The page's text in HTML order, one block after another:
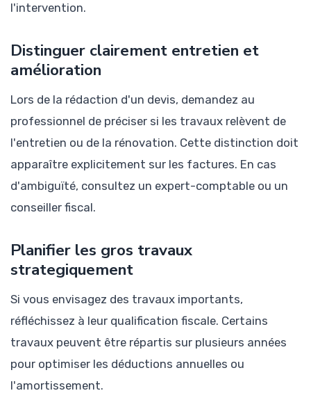
l'intervention.
Distinguer clairement entretien et
amélioration
Lors de la rédaction d'un devis, demandez au
professionnel de préciser si les travaux relèvent de
l'entretien ou de la rénovation. Cette distinction doit
apparaître explicitement sur les factures. En cas
d'ambiguïté, consultez un expert-comptable ou un
conseiller fiscal.
Planifier les gros travaux
strategiquement
Si vous envisagez des travaux importants,
réfléchissez à leur qualification fiscale. Certains
travaux peuvent être répartis sur plusieurs années
pour optimiser les déductions annuelles ou
l'amortissement.